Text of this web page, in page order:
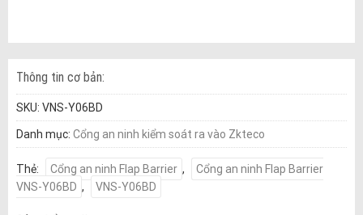
Thông tin cơ bản:
SKU: VNS-Y06BD
Danh mục: Cổng an ninh kiểm soát ra vào Zkteco
Thẻ: Cổng an ninh Flap Barrier ,
Cổng an ninh Flap Barrier
VNS-Y06BD , VNS-Y06BD